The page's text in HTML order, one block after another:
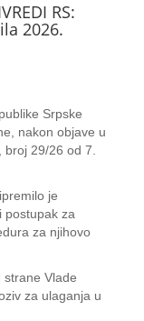
RS:
2026.
Srpske
nakon objave u
29/26 od 7.
je
postupak za
za njihovo
strane Vlade
za ulaganja u